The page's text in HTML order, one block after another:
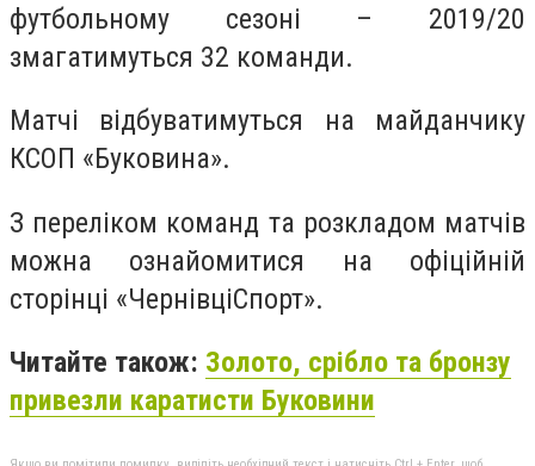
футбольному сезоні – 2019/20
змагатимуться 32 команди.
Матчі відбуватимуться на майданчику
КСОП «Буковина».
З переліком команд та розкладом матчів
можна ознайомитися на офіційній
сторінці «ЧернівціСпорт».
Читайте також: Золото, срібло та бронзу
привезли каратисти Буковини